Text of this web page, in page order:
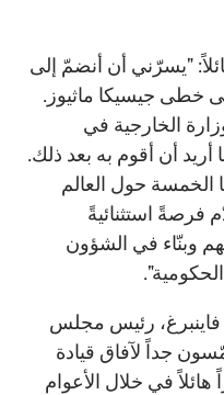
"يسرّني أن أنضمّ إلى
خطى جيسيكا ماثيوز.
الخارجية في
أن أقوم به بعد ذلك.
الخمسة حول العالم
فرصةً استثنائيةً
وبنّاء في الشؤون
فاينبرغ، رئيس مجلس
جداً لآفاق قيادة
في خلال الأعوام